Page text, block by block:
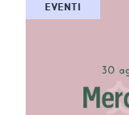
EVENTI